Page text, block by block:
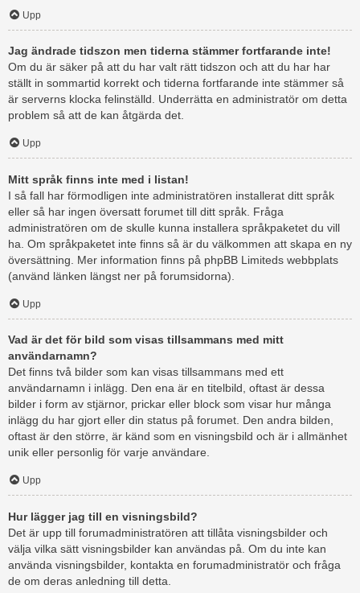
Upp
Jag ändrade tidszon men tiderna stämmer fortfarande inte!
Om du är säker på att du har valt rätt tidszon och att du har har
ställt in sommartid korrekt och tiderna fortfarande inte stämmer så
är serverns klocka felinställd. Underrätta en administratör om detta
problem så att de kan åtgärda det.
Upp
Mitt språk finns inte med i listan!
I så fall har förmodligen inte administratören installerat ditt språk
eller så har ingen översatt forumet till ditt språk. Fråga
administratören om de skulle kunna installera språkpaketet du vill
ha. Om språkpaketet inte finns så är du välkommen att skapa en ny
översättning. Mer information finns på phpBB Limiteds webbplats
(använd länken längst ner på forumsidorna).
Upp
Vad är det för bild som visas tillsammans med mitt
användarnamn?
Det finns två bilder som kan visas tillsammans med ett
användarnamn i inlägg. Den ena är en titelbild, oftast är dessa
bilder i form av stjärnor, prickar eller block som visar hur många
inlägg du har gjort eller din status på forumet. Den andra bilden,
oftast är den större, är känd som en visningsbild och är i allmänhet
unik eller personlig för varje användare.
Upp
Hur lägger jag till en visningsbild?
Det är upp till forumadministratören att tillåta visningsbilder och
välja vilka sätt visningsbilder kan användas på. Om du inte kan
använda visningsbilder, kontakta en forumadministratör och fråga
de om deras anledning till detta.